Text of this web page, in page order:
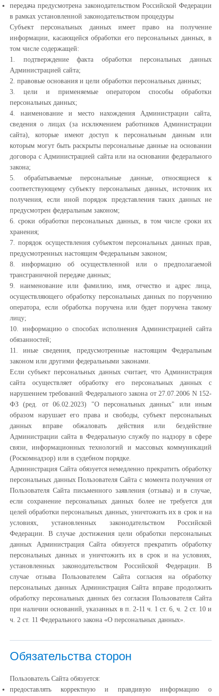
передача предусмотрена законодательством Российской Федерации
в рамках установленной законодательством процедуры
Субъект персональных данных имеет право на получение
информации, касающейся обработки его персональных данных, в
том числе содержащей:
1. подтверждение факта обработки персональных данных
Администрацией сайта;
2. правовые основания и цели обработки персональных данных;
3. цели и применяемые оператором способы обработки
персональных данных;
4. наименование и место нахождения Администрации сайта,
сведения о лицах (за исключением работников Администрации
сайта), которые имеют доступ к персональным данным или
которым могут быть раскрыты персональные данные на основании
договора с Администрацией сайта или на основании федерального
закона;
5. обрабатываемые персональные данные, относящиеся к
соответствующему субъекту персональных данных, источник их
получения, если иной порядок представления таких данных не
предусмотрен федеральным законом;
6. сроки обработки персональных данных, в том числе сроки их
хранения;
7. порядок осуществления субъектом персональных данных прав,
предусмотренных настоящим Федеральным законом;
8. информацию об осуществленной или о предполагаемой
трансграничной передаче данных;
9. наименование или фамилию, имя, отчество и адрес лица,
осуществляющего обработку персональных данных по поручению
оператора, если обработка поручена или будет поручена такому
лицу;
10. информацию о способах исполнения Администрацией сайта
обязанностей;
11. иные сведения, предусмотренные настоящим Федеральным
законом или другими федеральными законами.
Если субъект персональных данных считает, что Администрация
сайта осуществляет обработку его персональных данных с
нарушением требований Федерального закона от 27.07.2006 N 152-
ФЗ (ред. от 06.02.2023) "О персональных данных" или иным
образом нарушает его права и свободы, субъект персональных
данных вправе обжаловать действия или бездействие
Администрации сайта в Федеральную службу по надзору в сфере
связи, информационных технологий и массовых коммуникаций
(Роскомнадзор) или в судебном порядке.
Администрация Сайта обязуется немедленно прекратить обработку
персональных данных Пользователя Сайта с момента получения от
Пользователя Сайта письменного заявления (отзыва) и в случае,
если сохранение персональных данных более не требуется для
целей обработки персональных данных, уничтожить их в срок и на
условиях, установленных законодательством Российской
Федерации. В случае достижения цели обработки персональных
данных Администрация Сайта обязуется прекратить обработку
персональных данных и уничтожить их в срок и на условиях,
установленных законодательством Российской Федерации. В
случае отзыва Пользователем Сайта согласия на обработку
персональных данных Администрация Сайта вправе продолжить
обработку персональных данных без согласия Пользователя Сайта
при наличии оснований, указанных в п. 2-11 ч. 1 ст. 6, ч. 2 ст. 10 и
ч. 2 ст. 11 Федерального закона «О персональных данных».
Обязательства сторон
Пользователь Сайта обязуется:
предоставлять корректную и правдивую информацию о